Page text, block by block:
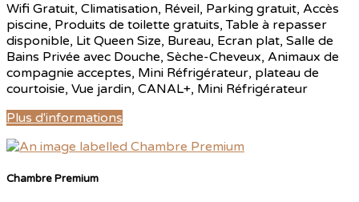
Wifi Gratuit, Climatisation, Réveil, Parking gratuit, Accès
piscine, Produits de toilette gratuits,Table à repasser
disponible, Lit Queen Size, Bureau, Ecran plat, Salle de
Bains Privée avec Douche, Sèche-Cheveux, Animaux de
compagnie acceptes, Mini Réfrigérateur, plateau de
courtoisie, Vue jardin, CANAL+, Mini Réfrigérateur
Plus d'informations
Chambre Premium